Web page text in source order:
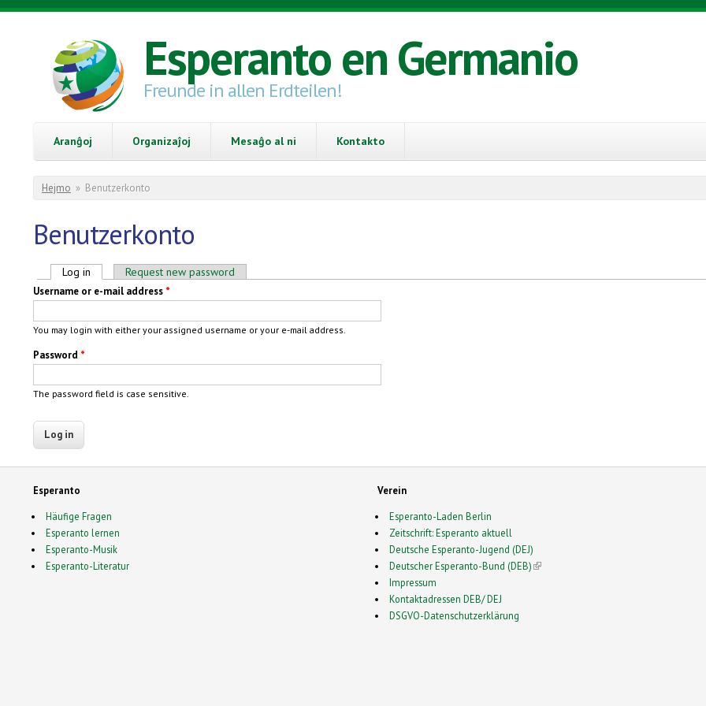
Skip to main content
Esperanto en Germanio
Freunde in allen Erdteilen!
Aranĝoj Organizaĵoj Mesaĝo al ni Kontakto
You are here
Hejmo » Benutzerkonto
Benutzerkonto
Primary tabs
Log in (active tab)Request new password
Username or e-mail address *
You may login with either your assigned username or your e-mail address.
Password *
The password field is case sensitive.
Esperanto
Häufige Fragen
Esperanto lernen
Esperanto-Musik
Esperanto-Literatur
Verein
Esperanto-Laden Berlin
Zeitschrift: Esperanto aktuell
Deutsche Esperanto-Jugend (DEJ)
Deutscher Esperanto-Bund (DEB)(link is external)
Impressum
Kontaktadressen DEB/ DEJ
DSGVO-Datenschutzerklärung